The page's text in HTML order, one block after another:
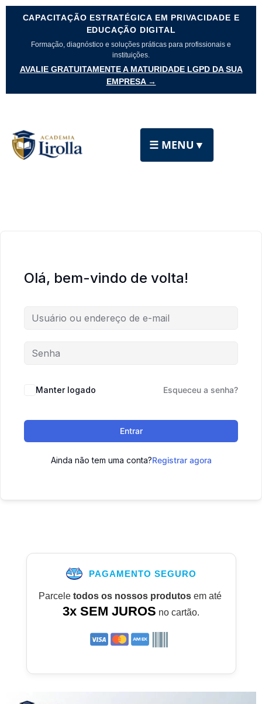
CAPACITAÇÃO ESTRATÉGICA EM PRIVACIDADE E
EDUCAÇÃO DIGITAL
Formação, diagnóstico e soluções práticas para profissionais e
instituições.
AVALIE GRATUITAMENTE A MATURIDADE LGPD DA SUA
EMPRESA →
☰ MENU ▼
Olá, bem-vindo de volta!
Manter logado Esqueceu a senha?
Entrar
Ainda não tem uma conta?Registrar agora
PAGAMENTO SEGURO
Parcele todos os nossos produtosem até
3x SEM JUROS no cartão.